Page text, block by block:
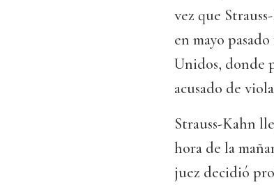
vez que
en mayo
Unidos, donde
acusado de
Strauss-Kahn
hora de la
juez decidió